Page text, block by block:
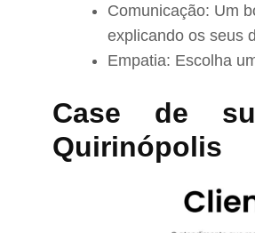
Comunicação: Um
explicando os seus
Empatia: Escolha
Case de
Quirinópolis